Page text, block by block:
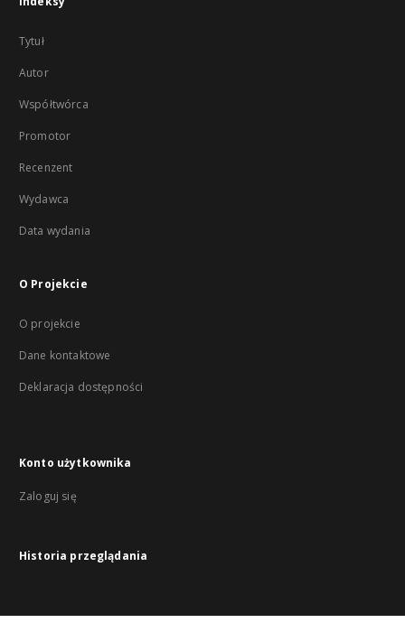
Tytuł
Autor
Współtwórca
Promotor
Recenzent
Wydawca
Data wydania
O Projekcie
O projekcie
Dane kontaktowe
Deklaracja dostępności
Konto użytkownika
Zaloguj się
Historia przeglądania